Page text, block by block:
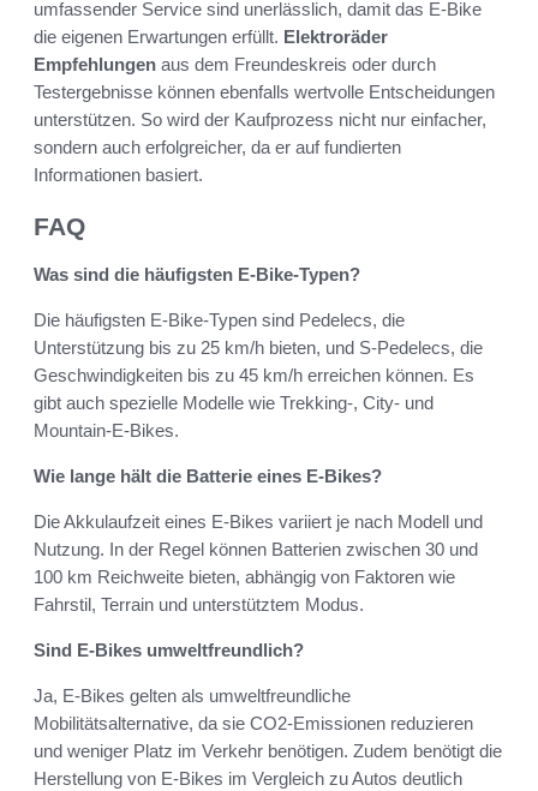
umfassender Service sind unerlässlich, damit das E-Bike
die eigenen Erwartungen erfüllt. Elektroräder
Empfehlungen aus dem Freundeskreis oder durch
Testergebnisse können ebenfalls wertvolle Entscheidungen
unterstützen. So wird der Kaufprozess nicht nur einfacher,
sondern auch erfolgreicher, da er auf fundierten
Informationen basiert.
FAQ
Was sind die häufigsten E-Bike-Typen?
Die häufigsten E-Bike-Typen sind Pedelecs, die
Unterstützung bis zu 25 km/h bieten, und S-Pedelecs, die
Geschwindigkeiten bis zu 45 km/h erreichen können. Es
gibt auch spezielle Modelle wie Trekking-, City- und
Mountain-E-Bikes.
Wie lange hält die Batterie eines E-Bikes?
Die Akkulaufzeit eines E-Bikes variiert je nach Modell und
Nutzung. In der Regel können Batterien zwischen 30 und
100 km Reichweite bieten, abhängig von Faktoren wie
Fahrstil, Terrain und unterstütztem Modus.
Sind E-Bikes umweltfreundlich?
Ja, E-Bikes gelten als umweltfreundliche
Mobilitätsalternative, da sie CO2-Emissionen reduzieren
und weniger Platz im Verkehr benötigen. Zudem benötigt die
Herstellung von E-Bikes im Vergleich zu Autos deutlich